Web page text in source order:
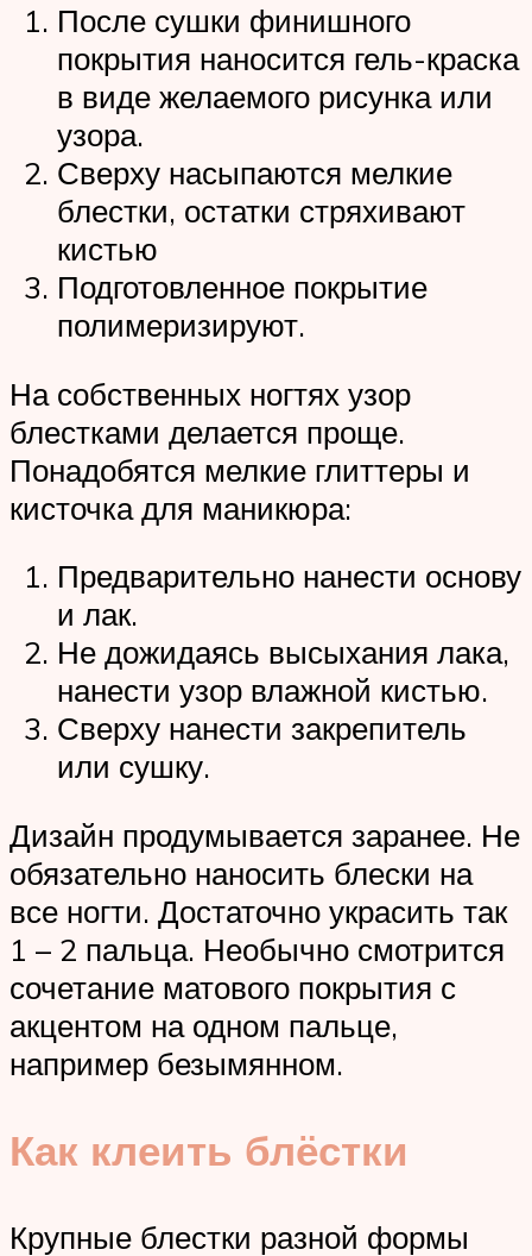
После сушки финишного
покрытия наносится гель-краска
в виде желаемого рисунка или
узора.
Сверху насыпаются мелкие
блестки, остатки стряхивают
кистью
Подготовленное покрытие
полимеризируют.
На собственных ногтях узор
блестками делается проще.
Понадобятся мелкие глиттеры и
кисточка для маникюра:
Предварительно нанести основу
и лак.
Не дожидаясь высыхания лака,
нанести узор влажной кистью.
Сверху нанести закрепитель
или сушку.
Дизайн продумывается заранее. Не
обязательно наносить блески на
все ногти. Достаточно украсить так
1 – 2 пальца. Необычно смотрится
сочетание матового покрытия с
акцентом на одном пальце,
например безымянном.
Как клеить блёстки
Крупные блестки разной формы